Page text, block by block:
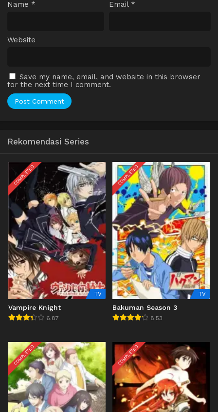
Name * Email *
Website
Save my name, email, and website in this browser
for the next time I comment.
Rekomendasi Series
COMPLETED
TV
Vampire Knight
6.87
COMPLETED
TV
Bakuman Season 3
8.53
COMPLETED COMPLETED